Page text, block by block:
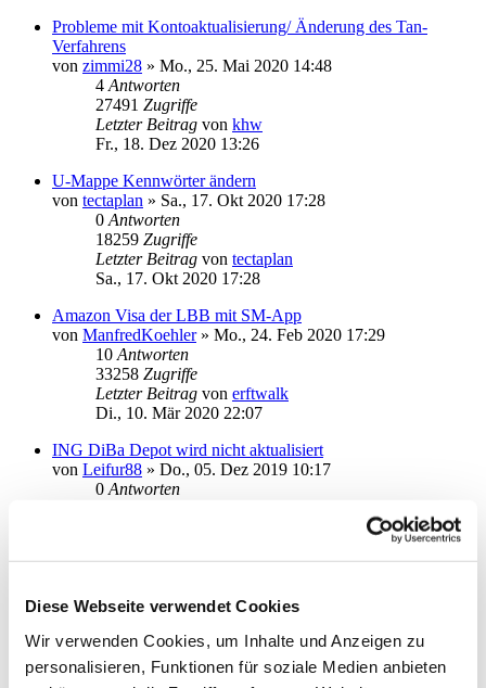
Diese Webseite verwendet Cookies
Wir verwenden Cookies, um Inhalte und Anzeigen zu
personalisieren, Funktionen für soziale Medien anbieten
Probleme mit Kontoaktualisierung/ Änderung des Tan-
Verfahrens
von zimmi28 » Mo., 25. Mai 2020 14:48
4 Antworten
27491 Zugriffe
Letzter Beitrag von khw
Fr., 18. Dez 2020 13:26
U-Mappe Kennwörter ändern
von tectaplan » Sa., 17. Okt 2020 17:28
0 Antworten
18259 Zugriffe
Letzter Beitrag von tectaplan
Sa., 17. Okt 2020 17:28
Amazon Visa der LBB mit SM-App
von ManfredKoehler» Mo., 24. Feb 2020 17:29
10 Antworten
33258 Zugriffe
Letzter Beitrag von erftwalk
Di., 10. Mär 2020 22:07
ING DiBa Depot wird nicht aktualisiert
von Leifur88 » Do., 05. Dez 2019 10:17
0 Antworten
vonLeifur88»Do., 05. Dez 2019 10:15
17564 Zugriffe
Letzter BeitragvonLeifur88